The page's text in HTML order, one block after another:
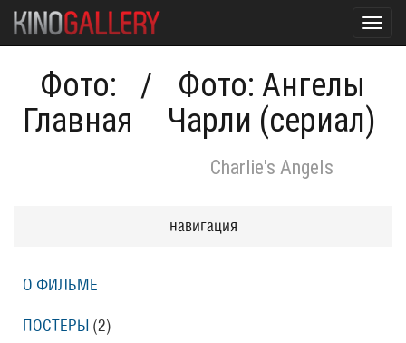
Фото:
Главная
/
Фото: Ангелы
Чарли (сериал)
Charlie's Angels
навигация
О ФИЛЬМЕ
ПОСТЕРЫ (2)